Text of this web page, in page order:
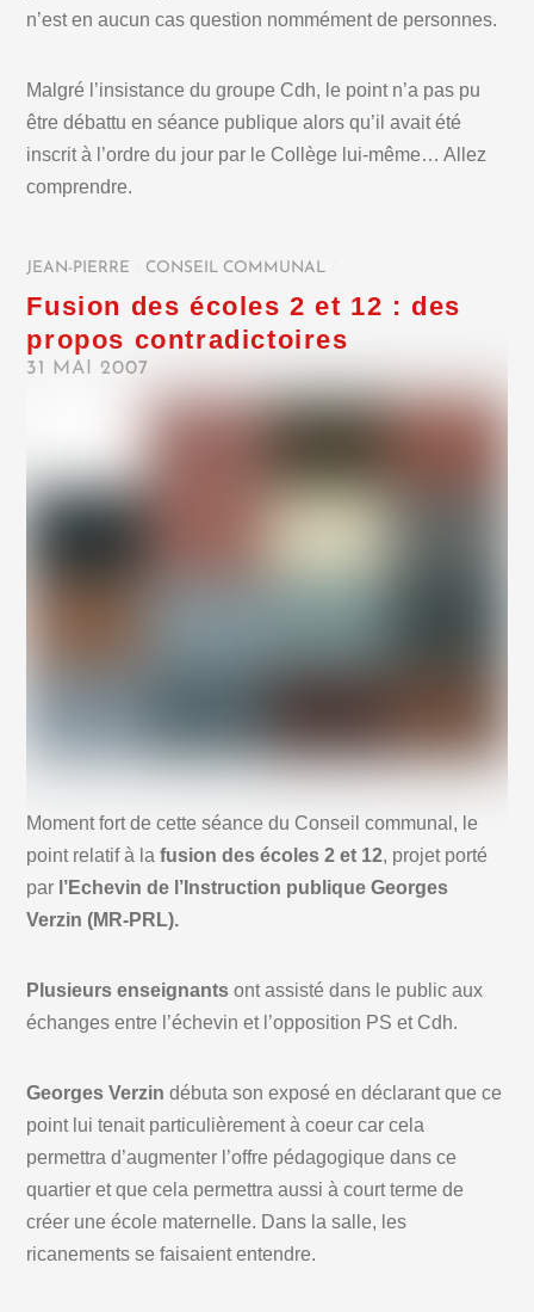
n’est en aucun cas question nommément de personnes.
Malgré l’insistance du groupe Cdh, le point n’a pas pu
être débattu en séance publique alors qu’il avait été
inscrit à l’ordre du jour par le Collège lui-même… Allez
comprendre.
JEAN-PIERRE CONSEIL COMMUNAL
Fusion des écoles 2 et 12 : des
propos contradictoires
31 MAI 2007
Moment fort de cette séance du Conseil communal, le
point relatif à lafusion des écoles 2 et 12, projet porté
par l’Echevin de l’Instruction publique Georges
Verzin (MR-PRL).
Plusieurs enseignants ont assisté dans le public aux
échanges entre l’échevin et l’opposition PS et Cdh.
Georges Verzin débuta son exposé en déclarant que ce
point lui tenait particulièrement à coeur car cela
permettra d’augmenter l’offre pédagogique dans ce
quartier et que cela permettra aussi à court terme de
créer une école maternelle. Dans la salle, les
ricanements se faisaient entendre.